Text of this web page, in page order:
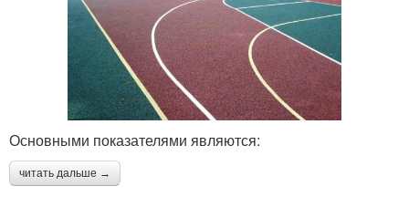
Покрытия для детских
площадок
Бесшовные покрытия
Площадки из резиновой
крошки
Основными показателями являются:
читать дальше →